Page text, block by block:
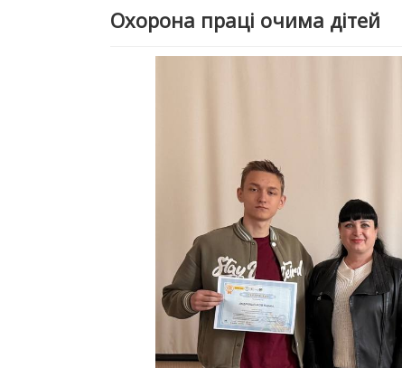
Охорона праці очима дітей